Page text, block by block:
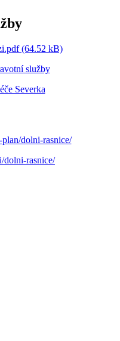
(64.52 kB)
služby
Severka
dolni-rasnice/
dolni-rasnice/